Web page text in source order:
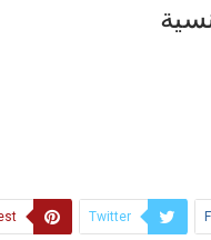
Twitter